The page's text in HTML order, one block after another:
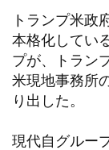
トランプ米政
本格化してい
プが、トラン
米現地事務所
り出した。
現代自グルー